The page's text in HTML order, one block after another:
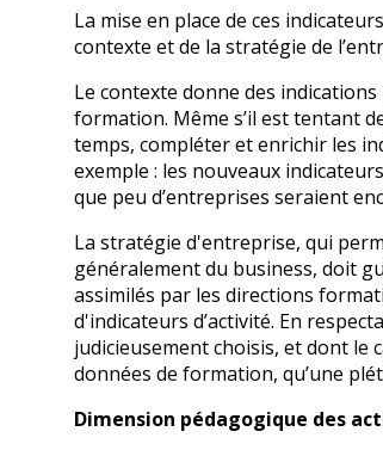
La mise en place de ces
contexte et de la stratégie de
Le contexte donne des
formation. Même s’il est tentant
temps, compléter et enrichir les
exemple : les nouveaux
que peu d’entreprises seraient
La stratégie d'entreprise, qui
généralement du business, doit
assimilés par les directions
d'indicateurs d’activité. En
judicieusement choisis, et dont le
données de formation, qu’une
Dimension pédagogique des